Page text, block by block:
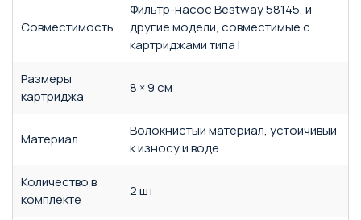
Совместимость
Фильтр-насос Bestway 58145, и
другие модели, совместимые с
картриджами типа I
Размеры
картриджа
8 × 9 см
Материал
Волокнистый материал, устойчивый
к износу и воде
Количество в
комплекте
2 шт